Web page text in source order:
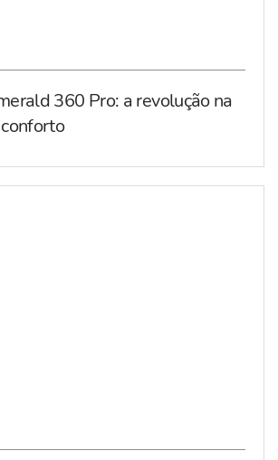
360 Pro: a revolução na